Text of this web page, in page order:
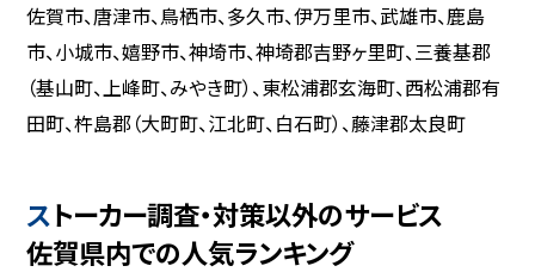
佐賀市、唐津市、鳥栖市、多久市、伊万里市、武雄市、鹿島
市、小城市、嬉野市、神埼市、神埼郡吉野ヶ里町、三養基郡
（基山町、上峰町、みやき町）、東松浦郡玄海町、西松浦郡有
田町、杵島郡（大町町、江北町、白石町）、藤津郡太良町
ストーカー調査・対策以外のサービス
佐賀県内での人気ランキング